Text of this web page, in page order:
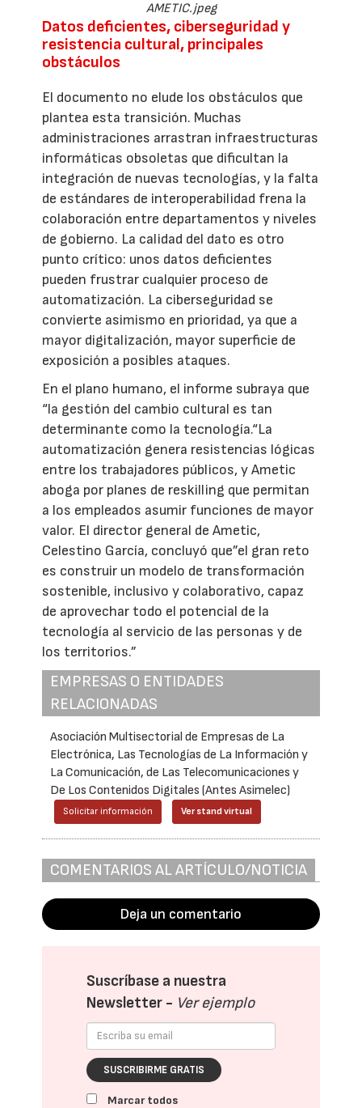
AMETIC.jpeg
Datos deficientes, ciberseguridad y
resistencia cultural, principales
obstáculos
El documento no elude los obstáculos que
plantea esta transición. Muchas
administraciones arrastran infraestructuras
informáticas obsoletas que dificultan la
integración de nuevas tecnologías, y la falta
de estándares de interoperabilidad frena la
colaboración entre departamentos y niveles
de gobierno. La calidad del dato es otro
punto crítico: unos datos deficientes
pueden frustrar cualquier proceso de
automatización. La ciberseguridad se
convierte asimismo en prioridad, ya que a
mayor digitalización, mayor superficie de
exposición a posibles ataques.
En el plano humano, el informe subraya que
“la gestión del cambio cultural es tan
determinante como la tecnología.“La
automatización genera resistencias lógicas
entre los trabajadores públicos, y Ametic
aboga por planes de reskilling que permitan
a los empleados asumir funciones de mayor
valor. El director general de Ametic,
Celestino García, concluyó que”el gran reto
es construir un modelo de transformación
sostenible, inclusivo y colaborativo, capaz
de aprovechar todo el potencial de la
tecnología al servicio de las personas y de
los territorios.”
EMPRESAS O ENTIDADES
RELACIONADAS
Asociación Multisectorial de Empresas de La
Electrónica, Las Tecnologías de La Información y
La Comunicación, de Las Telecomunicaciones y
De Los Contenidos Digitales (Antes Asimelec)
Solicitar información Ver stand virtual
COMENTARIOS AL ARTÍCULO/NOTICIA
Deja un comentario
Suscríbase a nuestra
Newsletter - Ver ejemplo
SUSCRIBIRME GRATIS
Marcar todos